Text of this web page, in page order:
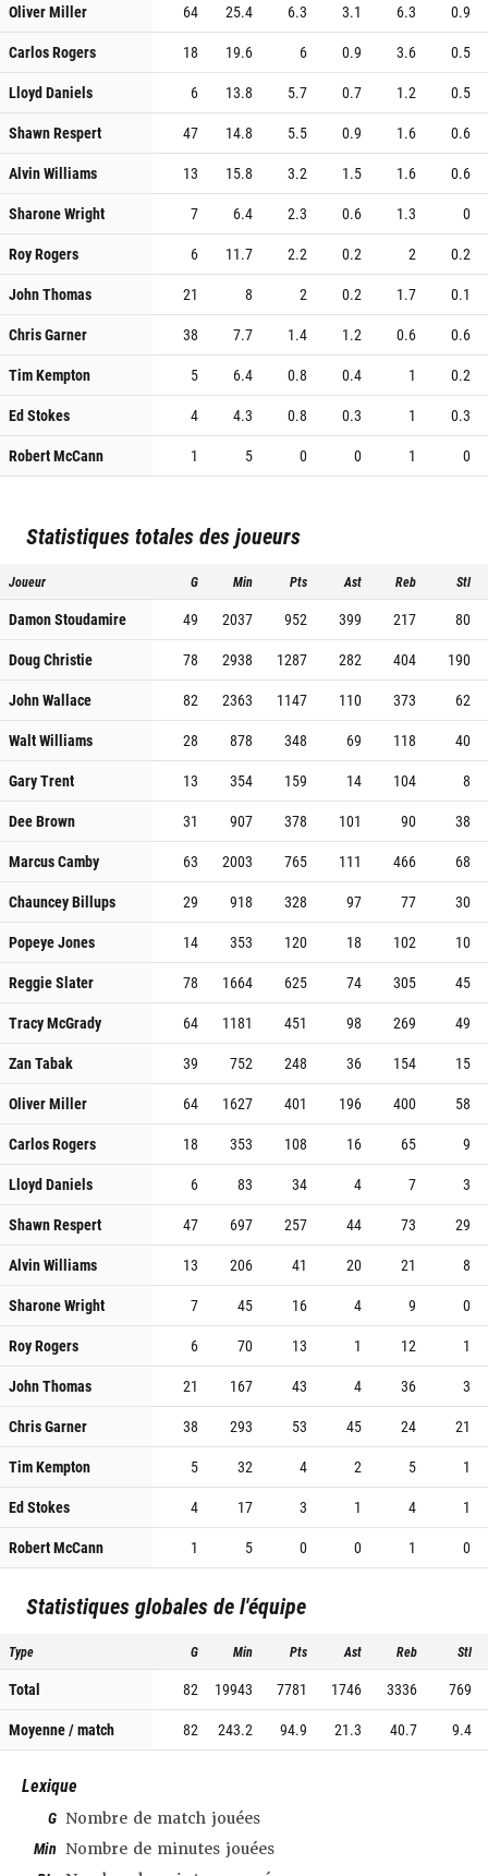
Oliver Miller
64 25.4 6.3 3.1 6.3
0.9
Carlos Rogers
18 19.6 6 0.9 3.6
0.5
Lloyd Daniels
6 13.8 5.7 0.7 1.2
0.5
Shawn Respert
47 14.8 5.5 0.9 1.6
0.6
Alvin Williams
13 15.8 3.2 1.5 1.6
0.6
Sharone Wright
7 6.4 2.3 0.6 1.3
0
Roy Rogers
6 11.7 2.2 0.2 2
0.2
John Thomas
21 8 2 0.2 1.7
0.1
Chris Garner
38 7.7 1.4 1.2 0.6
0.6
Tim Kempton
5 6.4 0.8 0.4 1
0.2
Ed Stokes
4 4.3 0.8 0.3 1
0.3
Robert McCann
1 5 0 0 1 0
Statistiques totales des joueurs
Joueur G Min Pts Ast Reb Stl
Damon Stoudamire 49 2037 952 399 217
80
Doug Christie
78 2938 1287 282 404
190
John Wallace
82 2363 1147 110 373
62
Walt Williams
28 878 348 69 118
40
Gary Trent
13 354 159 14 104
8
Dee Brown
31 907 378 101 90
38
Marcus Camby
63 2003 765 111 466
68
Chauncey Billups
29 918 328 97 77
30
Popeye Jones
14 353 120 18 102
10
Reggie Slater
78 1664 625 74 305
45
Tracy McGrady
64 1181 451 98 269
49
Zan Tabak
39 752 248 36 154
15
Oliver Miller
64 1627 401 196 400
58
Carlos Rogers
18 353 108 16 65
9
Lloyd Daniels
6 83 34 4 7
3
Shawn Respert
47 697 257 44 73
29
Alvin Williams
13 206 41 20 21
8
Sharone Wright
7 45 16 4 9
0
Roy Rogers
6 70 13 1 12
1
John Thomas
21 167 43 4 36
3
Chris Garner
38 293 53 45 24
21
Tim Kempton
5 32 4 2 5
1
Ed Stokes
4 17 3 1 4
1
Robert McCann
1 5 0 0 1 0
Statistiques globales de l'équipe
Type G Min Pts Ast Reb Stl
Total 82 19943 7781 1746 3336
769
Moyenne / match
82 243.2 94.9 21.3 40.7 9.4
Lexique
G Nombre de match jouées
Min Nombre de minutes jouées